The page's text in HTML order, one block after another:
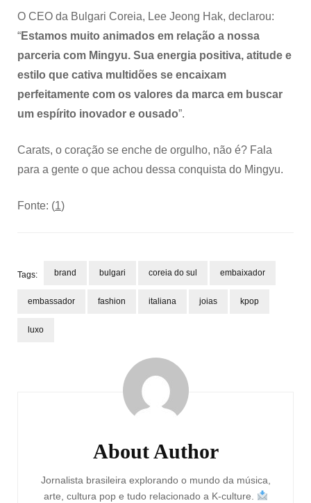
O CEO da Bulgari Coreia, Lee Jeong Hak, declarou:
“Estamos muito animados em relação a nossa
parceria com Mingyu. Sua energia positiva, atitude e
estilo que cativa multidões se encaixam
perfeitamente com os valores da marca em buscar
um espírito inovador e ousado”.
Carats, o coração se enche de orgulho, não é? Fala
para a gente o que achou dessa conquista do Mingyu.
Fonte: (1)
Tags: brand bulgari coreia do sul embaixador
embassador fashion italiana joias kpop
luxo
About Author
Jornalista brasileira explorando o mundo da música,
arte, cultura pop e tudo relacionado a K-culture.